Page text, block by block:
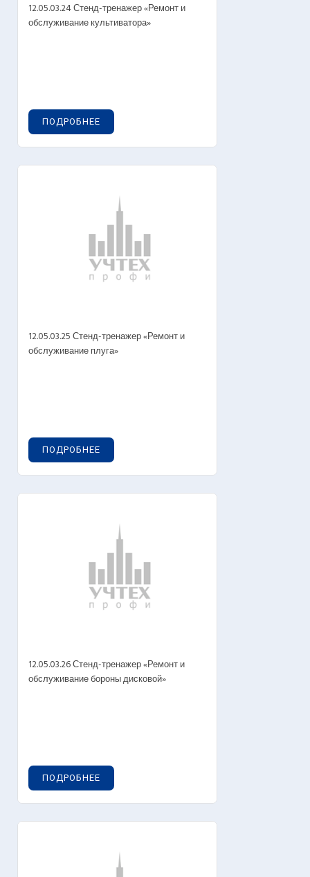
12.05.03.24 Стенд-тренажер «Ремонт и
обслуживание культиватора»
ПОДРОБНЕЕ
12.05.03.25 Стенд-тренажер «Ремонт и
обслуживание плуга»
ПОДРОБНЕЕ
12.05.03.26 Стенд-тренажер «Ремонт и
обслуживание бороны дисковой»
ПОДРОБНЕЕ